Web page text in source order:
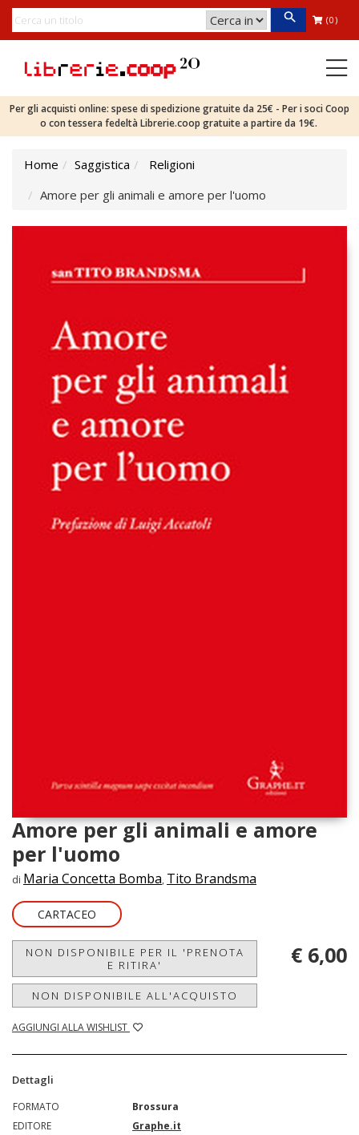
(0)
Per gli acquisti online: spese di spedizione gratuite da 25€ - Per i soci Coop
o con tessera fedeltà Librerie.coop gratuite a partire da 19€.
Home Saggistica
Religioni
Amore per gli animali e amore per l'uomo
Amore per gli animali e amore
per l'uomo
di Maria Concetta Bomba, Tito Brandsma
CARTACEO
NON DISPONIBILE PER IL 'PRENOTA
E RITIRA'
NON DISPONIBILE ALL'ACQUISTO
AGGIUNGI ALLA WISHLIST
€ 6,00
Dettagli
FORMATO
Brossura
EDITORE
Graphe.it